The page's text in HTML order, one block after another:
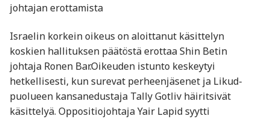
johtajan erottamista
Israelin korkein oikeus on aloittanut käsittelyn
koskien hallituksen päätöstä erottaa Shin Betin
johtaja Ronen Bar.Oikeuden istunto keskeytyi
hetkellisesti, kun surevat perheenjäsenet ja Likud-
puolueen kansanedustaja Tally Gotliv häiritsivät
käsittelyä. Oppositiojohtaja Yair Lapid syytti